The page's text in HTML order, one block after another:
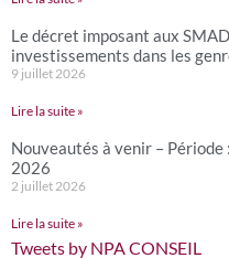
Le décret imposant aux
investissements dans les
9 juillet 2026
Lire la suite »
Nouveautés à venir –
2026
2 juillet 2026
Lire la suite »
Tweets by NPA CONSEIL